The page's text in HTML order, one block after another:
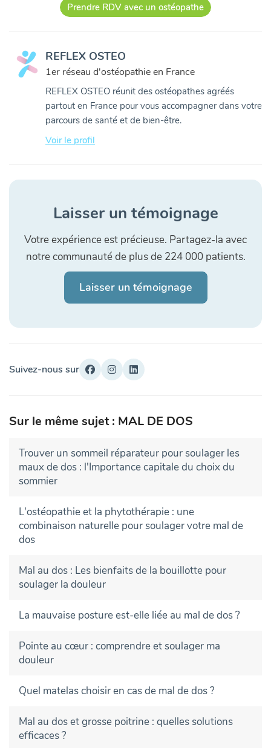
Prendre RDV avec un ostéopathe
REFLEX OSTEO
1er réseau d'ostéopathie en France
REFLEX OSTEO réunit des ostéopathes agréés
partout en France pour vous accompagner dans votre
parcours de santé et de bien-être.
Voir le profil
Laisser un témoignage
Votre expérience est précieuse. Partagez-la avec
notre communauté de plus de 224 000 patients.
Laisser un témoignage
Suivez-nous sur
Sur le même sujet : MAL DE DOS
Trouver un sommeil réparateur pour soulager les
maux de dos : l'Importance capitale du choix du
sommier
L'ostéopathie et la phytothérapie : une
combinaison naturelle pour soulager votre mal de
dos
Mal au dos : Les bienfaits de la bouillotte pour
soulager la douleur
La mauvaise posture est-elle liée au mal de dos ?
Pointe au cœur : comprendre et soulager ma
douleur
Quel matelas choisir en cas de mal de dos ?
Mal au dos et grosse poitrine : quelles solutions
efficaces ?